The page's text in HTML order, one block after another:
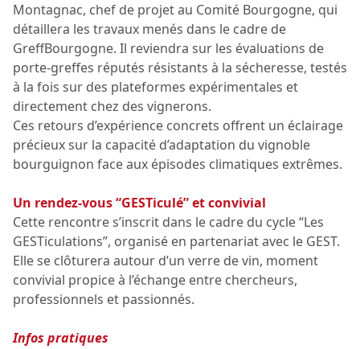
Montagnac, chef de projet au Comité Bourgogne, qui
détaillera les travaux menés dans le cadre de
GreffBourgogne. Il reviendra sur les évaluations de
porte-greffes réputés résistants à la sécheresse, testés
à la fois sur des plateformes expérimentales et
directement chez des vignerons.
Ces retours d’expérience concrets offrent un éclairage
précieux sur la capacité d’adaptation du vignoble
bourguignon face aux épisodes climatiques extrêmes.
Un rendez-vous “GESTiculé” et convivial
Cette rencontre s’inscrit dans le cadre du cycle “Les
GESTiculations”, organisé en partenariat avec le GEST.
Elle se clôturera autour d’un verre de vin, moment
convivial propice à l’échange entre chercheurs,
professionnels et passionnés.
Infos pratiques